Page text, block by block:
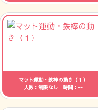
マット運動・鉄棒の動き（１）
人数：制限なし 時間：--